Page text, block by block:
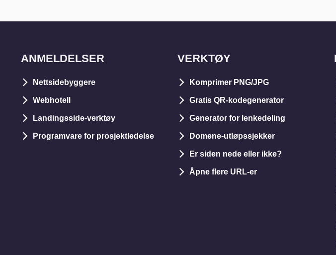
ANMELDELSER
Nettsidebyggere
Webhotell
Landingsside-verktøy
Programvare for prosjektledelse
VERKTØY
Komprimer PNG/JPG
Gratis QR-kodegenerator
Generator for lenkedeling
Domene-utløpssjekker
Er siden nede eller ikke?
Åpne flere URL-er